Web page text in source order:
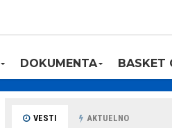
DOKUMENTA BASKET
VESTI AKTUELNO